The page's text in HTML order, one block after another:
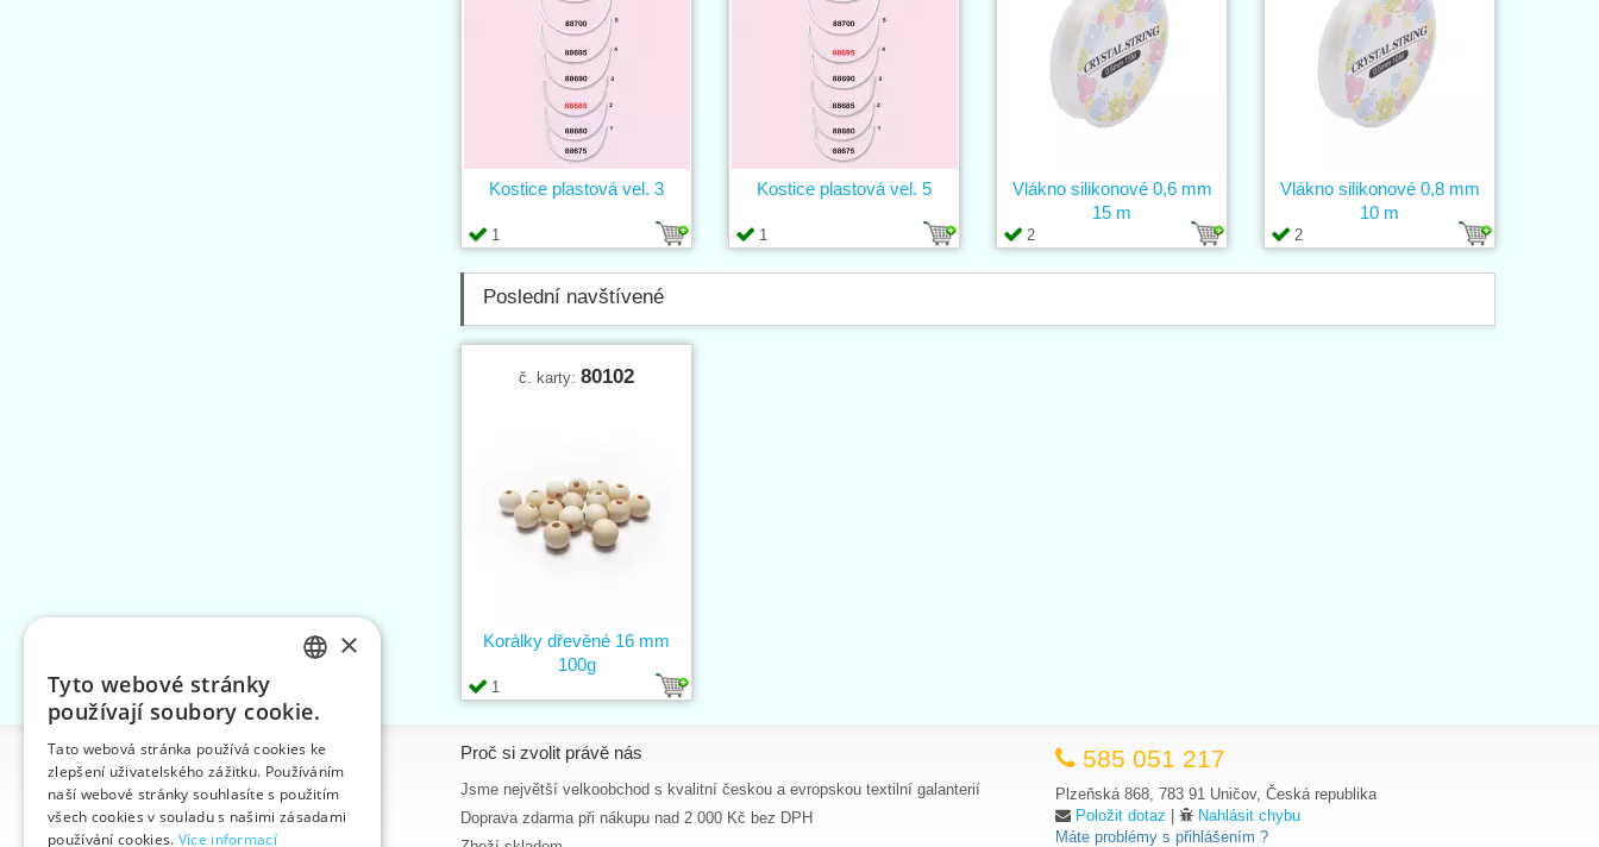
1
Kostice plastová vel. 3
1
Kostice plastová vel. 5
2
Vlákno silikonové 0,6 mm
15 m
2
Vlákno silikonové 0,8 mm
10 m
Poslední navštívené
č. karty: 80102
1
Korálky dřevěné 16 mm
100g
Informace
Úvodní strana
Kontakt
Proč si zvolit právě nás
Jsme největší velkoobchod s kvalitní českou a evropskou textilní galanterií
Doprava zdarma při nákupu nad 2 000 Kč bez DPH
585 051 217
Plzeňská 868, 783 91 Uničov, Česká republika
Položit dotaz |
Nahlásit chybu
Máte problémy s přihlášením ?
ENGLISH
GERMAN
×
Tyto webové stránky
používají soubory cookie.
Tato webová stránka používá cookies ke
zlepšení uživatelského zážitku. Používáním
naší webové stránky souhlasíte s použitím
všech cookies v souladu s našimi zásadami
používání cookies. Více informací